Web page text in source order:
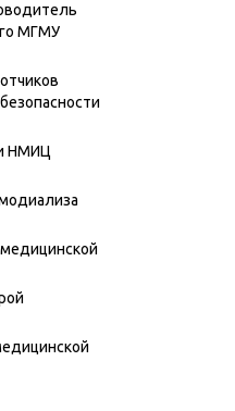
МГМУ
НМИЦ